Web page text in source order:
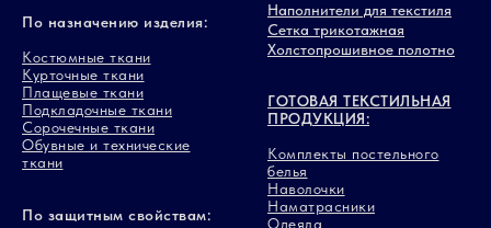
По назначению изделия:
Костюмные ткани
Курточные ткани
Плащевые ткани
Подкладочные ткани
Сорочечные ткани
Обувные и технические
ткани
По защитным свойствам:
Наполнители для текстиля
Сетка трикотажная
Холстопрошивное полотно
ГОТОВАЯ ТЕКСТИЛЬНАЯ
ПРОДУКЦИЯ:
Комплекты постельного
белья
Наволочки
Наматрасники
Одеяла